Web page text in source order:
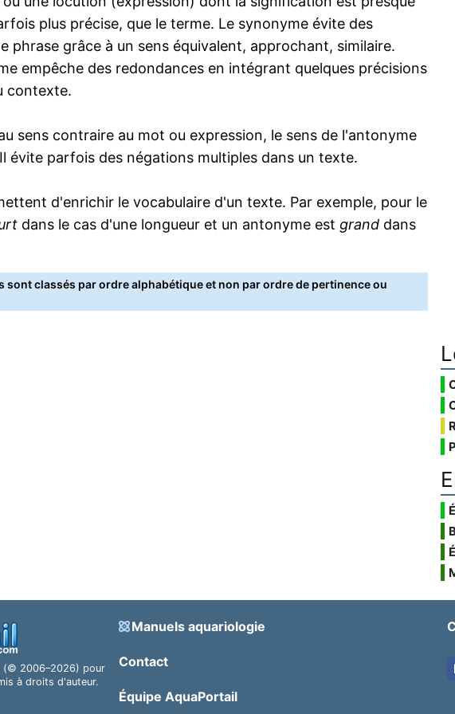
plus précise, que le terme. Le synonyme évite des
phrase grâce à un sens équivalent, approchant, similaire.
empêche des redondances en intégrant quelques précisions
contexte.
sens contraire au mot ou expression, le sens de l'antonyme
évite parfois des négations multiples dans un texte.
d'enrichir le vocabulaire d'un texte. Par exemple, pour le
dans le cas d'une longueur et un antonyme est grand dans
sont classés par ordre alphabétique et non par ordre de pertinence ou
(© 2006–2026) pour
à droits d'auteur.
Manuels aquariologie
Contact
Équipe AquaPortail